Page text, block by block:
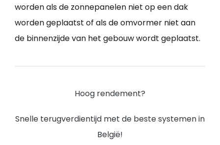
worden als de zonnepanelen niet op een dak
worden geplaatst of als de omvormer niet aan
de binnenzijde van het gebouw wordt geplaatst.
Hoog rendement?
Snelle terugverdientijd met de beste systemen in
België!